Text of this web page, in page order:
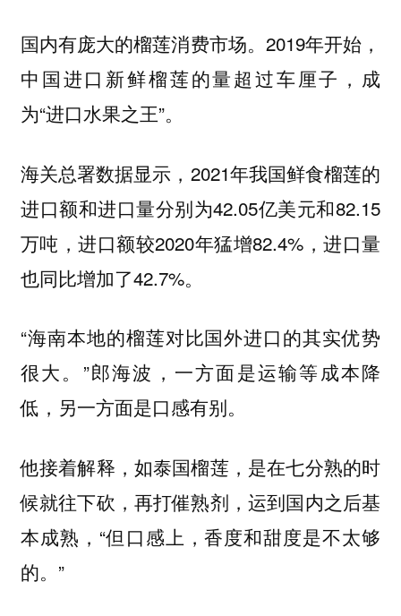
国内有庞大的榴莲消费市场。2019年开始，
中国进口新鲜榴莲的量超过车厘子，成
为“进口水果之王”。
海关总署数据显示，2021年我国鲜食榴莲的
进口额和进口量分别为42.05亿美元和82.15
万吨，进口额较2020年猛增82.4%，进口量
也同比增加了42.7%。
“海南本地的榴莲对比国外进口的其实优势
很大。”郎海波，一方面是运输等成本降
低，另一方面是口感有别。
他接着解释，如泰国榴莲，是在七分熟的时
候就往下砍，再打催熟剂，运到国内之后基
本成熟，“但口感上，香度和甜度是不太够
的。”